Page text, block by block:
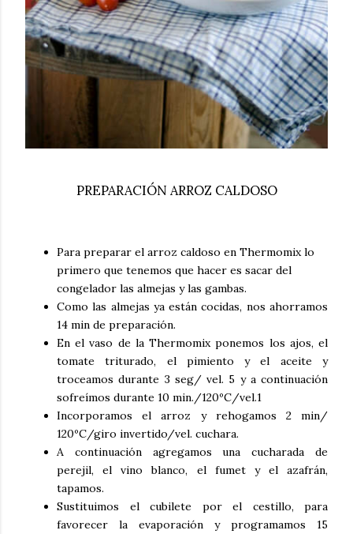
PREPARACIÓN ARROZ CALDOSO
Para preparar el arroz caldoso en Thermomix lo
primero que tenemos que hacer es sacar del
congelador las almejas y las gambas.
Como las almejas ya están cocidas, nos ahorramos
14 min de preparación.
En el vaso de la Thermomix ponemos los ajos, el
tomate triturado, el pimiento y el aceite y
troceamos durante 3 seg/ vel. 5 y a continuación
sofreímos durante 10 min./120ºC/vel.1
Incorporamos el arroz y rehogamos 2 min/
120ºC/giro invertido/vel. cuchara.
A continuación agregamos una cucharada de
perejil, el vino blanco, el fumet y el azafrán,
tapamos.
Sustituimos el cubilete por el cestillo, para
favorecer la evaporación y programamos 15